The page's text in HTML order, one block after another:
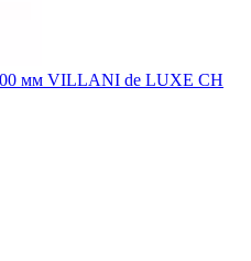
мм VILLANI de LUXE CH